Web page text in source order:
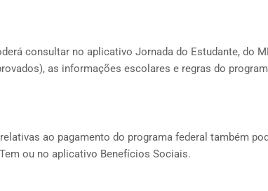
consultar no aplicativo Jornada do Estudante, do
as informações escolares e regras do
ao pagamento do programa federal também
ou no aplicativo Benefícios Sociais.